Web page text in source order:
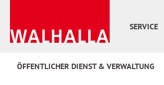
SERVICE
ÖFFENTLICHER DIENST & VERWALTUNG